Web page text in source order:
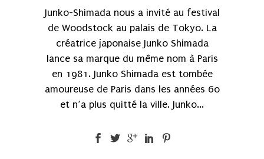
Junko-Shimada nous a invité au festival
de Woodstock au palais de Tokyo. La
créatrice japonaise Junko Shimada
lance sa marque du même nom à Paris
en 1981. Junko Shimada est tombée
amoureuse de Paris dans les années 60
et n’a plus quitté la ville. Junko...